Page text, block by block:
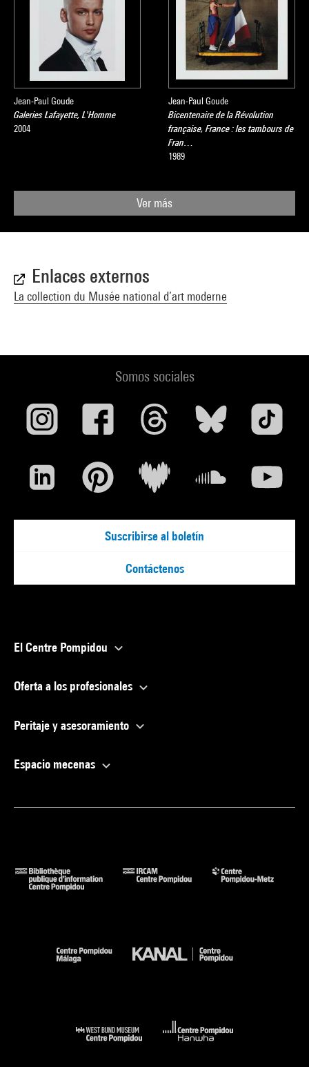
Jean-Paul Goude
Galeries Lafayette, L'Homme
2004
Jean-Paul Goude
Bicentenaire de la Révolution
française, France : les tambours de
Fran…
1989
Ver más
Enlaces externos
La collection du Musée national d’art moderne
Somos sociales
Suscribirse al boletín
Contáctenos
El Centre Pompidou
Oferta a los profesionales
Peritaje y asesoramiento
Espacio mecenas